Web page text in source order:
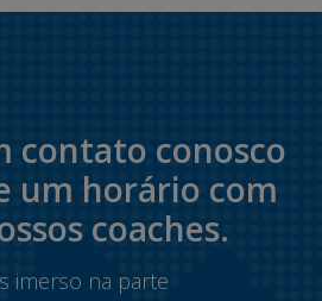
contato conosco
um horário com
coaches.
imerso na parte